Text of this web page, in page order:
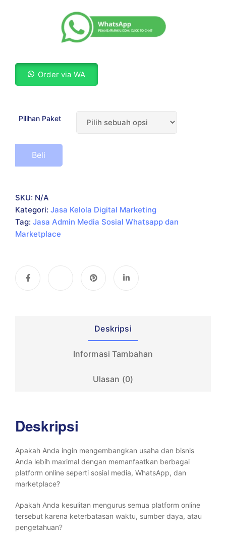
Order via WA
Pilihan Paket
Beli
SKU: N/A
Kategori: Jasa Kelola Digital Marketing
Tag: Jasa Admin Media Sosial Whatsapp dan
Marketplace
Deskripsi
Informasi Tambahan
Ulasan (0)
Deskripsi
Apakah Anda ingin mengembangkan usaha dan bisnis
Anda lebih maximal dengan memanfaatkan berbagai
platform online seperti sosial media, WhatsApp, dan
marketplace?
Apakah Anda kesulitan mengurus semua platform online
tersebut karena keterbatasan waktu, sumber daya, atau
pengetahuan?